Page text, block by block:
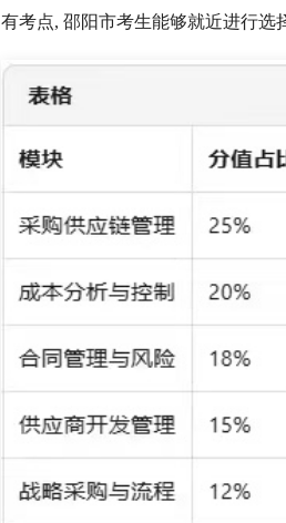
有考点, 邵阳市考生能够就近进行选